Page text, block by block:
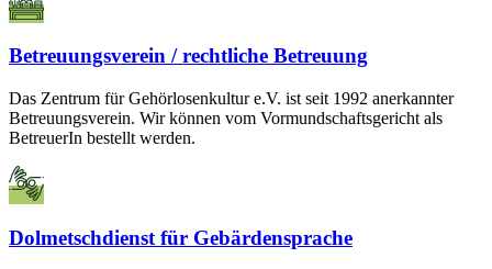
Betreuungsverein / rechtliche Betreuung
Das Zentrum für Gehörlosenkultur e.V. ist seit 1992 anerkannter
Betreuungsverein. Wir können vom Vormundschaftsgericht als
BetreuerIn bestellt werden.
Dolmetschdienst für Gebärdensprache